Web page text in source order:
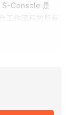
S-Console 是
工作流程的所有
力方面更进一
增益控制、饱